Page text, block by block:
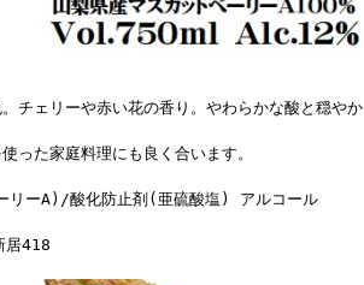
チェリーや赤い花の香り。やわらかな酸と穏やか
った家庭料理にも良く合います。
リーA)/酸化防止剤(亜硫酸塩) アルコール
居418